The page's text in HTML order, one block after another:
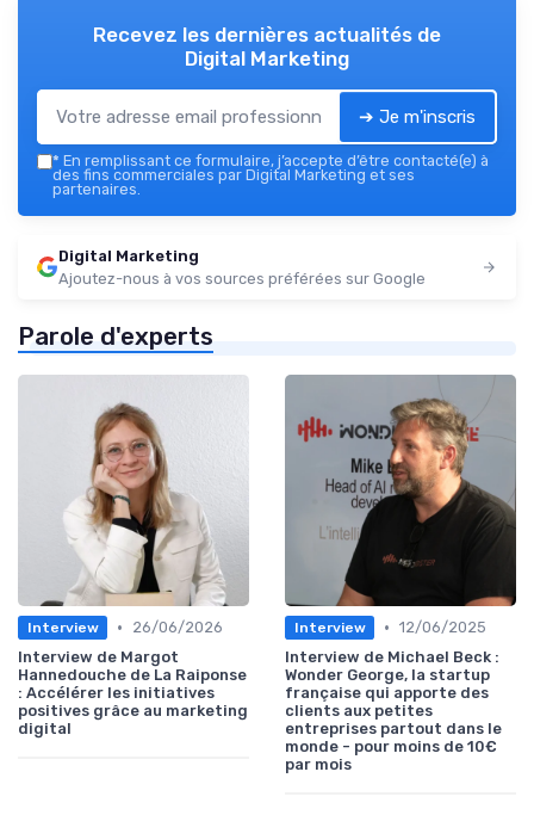
Recevez les dernières actualités de
Digital Marketing
➔ Je m'inscris
* En remplissant ce formulaire, j’accepte d’être contacté(e) à
des fins commerciales par Digital Marketing et ses
partenaires.
Digital Marketing
Ajoutez-nous à vos sources préférées sur Google
Parole d'experts
Interview •
26/06/2026
Interview de Margot
Hannedouche de La Raiponse
: Accélérer les initiatives
positives grâce au marketing
digital
Interview • 12/06/2025
Interview de Michael Beck :
Wonder George, la startup
française qui apporte des
clients aux petites
entreprises partout dans le
monde - pour moins de 10€
par mois